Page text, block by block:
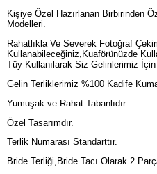
Kişiye Özel Hazırlanan Birbirinden
Modelleri.
Rahatlıkla Ve Severek Fotoğraf
Kullanabileceğiniz,Kuaförünüzde
Tüy Kullanılarak Siz Gelinlerimiz
Gelin Terliklerimiz %100 Kadife
Yumuşak ve Rahat Tabanlıdır.
Özel Tasarımdır.
Terlik Numarası Standarttır.
Bride Terliği,Bride Tacı Olarak 2